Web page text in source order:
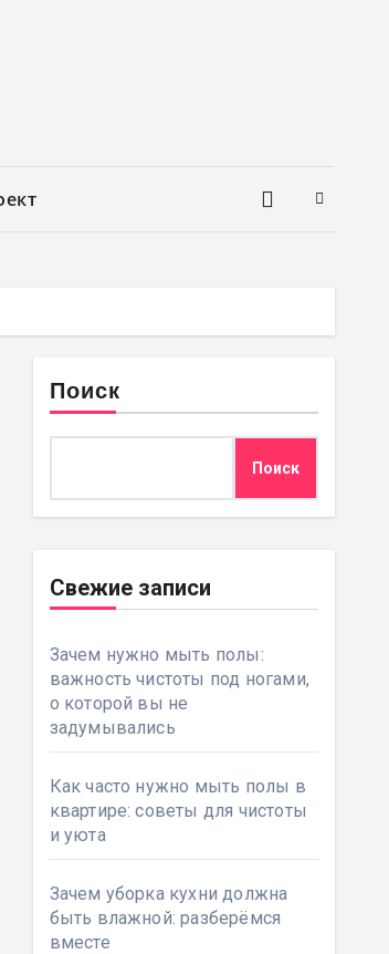
Поиск
Поиск
Свежие записи
Зачем нужно мыть полы:
важность чистоты под ногами,
о которой вы не
задумывались
Как часто нужно мыть полы в
квартире: советы для чистоты
и уюта
Зачем уборка кухни должна
быть влажной: разберёмся
вместе